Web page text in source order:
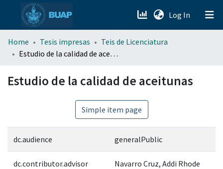
Log In (current)
menu.section.about_menu
Home Tesis impresas
Teis de Licenciatura
Estudio de la calidad de aceitunas
Estudio de la calidad de aceitunas
Simple item page
dc.audience generalPublic
dc.contributor.advisor Navarro Cruz, Addi Rhode